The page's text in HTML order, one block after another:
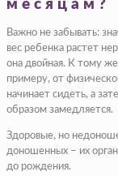
месяцам?
Важно не забывать:
вес ребенка растет
она двойная. К тому же
примеру, от
начинает сидеть, а
образом замедляется.
Здоровые, но
доношенных – их
до рождения.